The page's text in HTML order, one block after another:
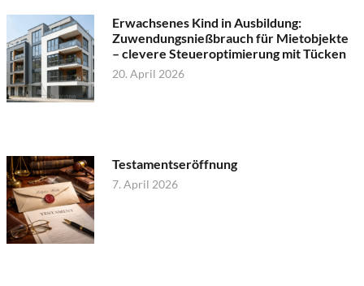
Erwachsenes Kind in Ausbildung:
Zuwendungsnießbrauch für Mietobjekte
– clevere Steueroptimierung mit Tücken
20. April 2026
Testamentseröffnung
7. April 2026